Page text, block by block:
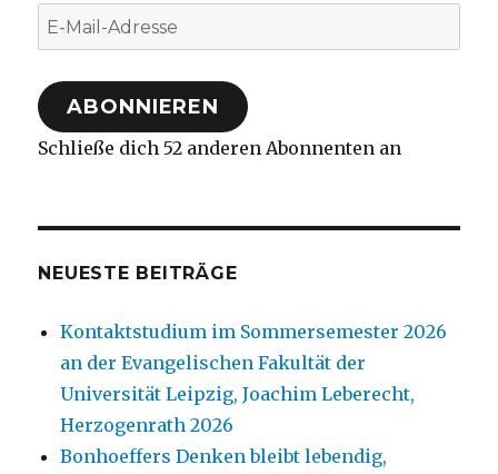
E-
Mail-
Adresse
ABONNIEREN
Schließe dich 52 anderen Abonnenten an
NEUESTE BEITRÄGE
Kontaktstudium im Sommersemester 2026
an der Evangelischen Fakultät der
Universität Leipzig, Joachim Leberecht,
Herzogenrath 2026
Bonhoeffers Denken bleibt lebendig,